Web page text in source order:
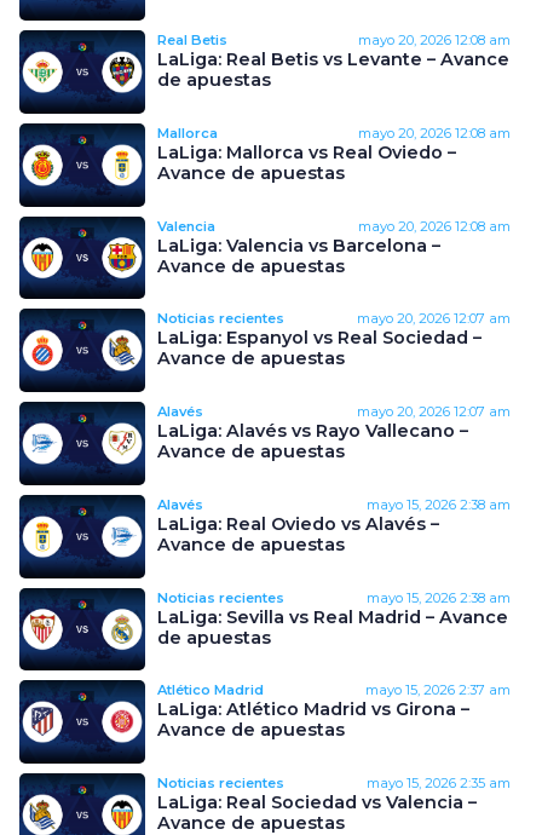
Real Betis mayo 20, 2026 12:08 am
LaLiga: Real Betis vs Levante – Avance
de apuestas
Mallorca mayo 20, 2026 12:08 am
LaLiga: Mallorca vs Real Oviedo –
Avance de apuestas
Valencia mayo 20, 2026 12:08 am
LaLiga: Valencia vs Barcelona –
Avance de apuestas
Noticias recientes mayo 20, 2026 12:07 am
LaLiga: Espanyol vs Real Sociedad –
Avance de apuestas
Alavés mayo 20, 2026 12:07 am
LaLiga: Alavés vs Rayo Vallecano –
Avance de apuestas
Alavés mayo 15, 2026 2:38 am
LaLiga: Real Oviedo vs Alavés –
Avance de apuestas
Noticias recientes mayo 15, 2026 2:38 am
LaLiga: Sevilla vs Real Madrid – Avance
de apuestas
Atlético Madrid mayo 15, 2026 2:37 am
LaLiga: Atlético Madrid vs Girona –
Avance de apuestas
Noticias recientes mayo 15, 2026 2:35 am
LaLiga: Real Sociedad vs Valencia –
Avance de apuestas